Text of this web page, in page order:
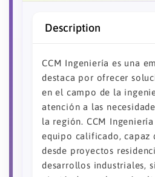
Description
CCM Ingeniería es una
destaca por ofrecer
en el campo de la
atención a las
la región. CCM
equipo calificado, capaz
desde proyectos
desarrollos industriales,